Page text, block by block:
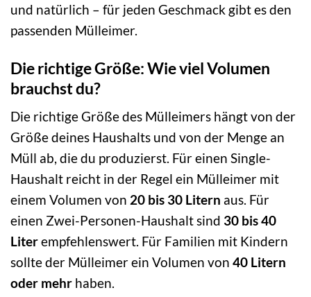
und natürlich – für jeden Geschmack gibt es den
passenden Mülleimer.
Die richtige Größe: Wie viel Volumen
brauchst du?
Die richtige Größe des Mülleimers hängt von der
Größe deines Haushalts und von der Menge an
Müll ab, die du produzierst. Für einen Single-
Haushalt reicht in der Regel ein Mülleimer mit
einem Volumen von 20 bis 30 Litern aus. Für
einen Zwei-Personen-Haushalt sind 30 bis 40
Literempfehlenswert. Für Familien mit Kindern
sollte der Mülleimer ein Volumen von 40 Litern
oder mehr haben.